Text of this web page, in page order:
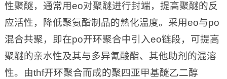
性聚醚，通常用eo对聚醚进行封端，提高聚醚的反
应活性，降低聚氨酯制品的熟化温度。采用eo与po
混合共聚，即在po开环聚合中引入eo链段，可提高
聚醚的亲水性及其与多异氰酸酯、其他助剂的混溶
性。由thf开环聚合而成的聚四亚甲基醚乙二醇